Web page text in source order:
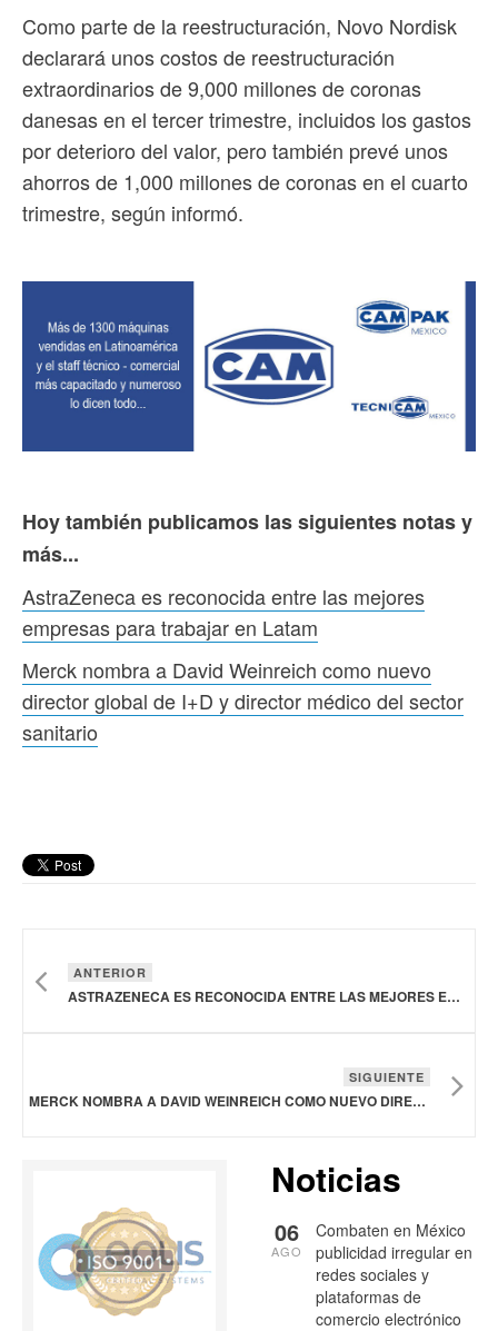
Como parte de la reestructuración, Novo Nordisk
declarará unos costos de reestructuración
extraordinarios de 9,000 millones de coronas
danesas en el tercer trimestre, incluidos los gastos
por deterioro del valor, pero también prevé unos
ahorros de 1,000 millones de coronas en el cuarto
trimestre, según informó.
Hoy también publicamos las siguientes notas y
más...
AstraZeneca es reconocida entre las mejores
empresas para trabajar en Latam
Merck nombra a David Weinreich como nuevo
director global de I+D y director médico del sector
sanitario
ANTERIOR
ASTRAZENECA ES RECONOCIDA ENTRE LAS MEJORES EMPRESAS PARA TRABAJAR EN LATAM
SIGUIENTE
MERCK NOMBRA A DAVID WEINREICH COMO NUEVO DIRECTOR GLOBAL DE I+D Y DIRECTOR MÉDICO DEL SECTOR SANITARIO
Noticias
Combaten en México
publicidad irregular en
redes sociales y
plataformas de
comercio electrónico
06
AGO